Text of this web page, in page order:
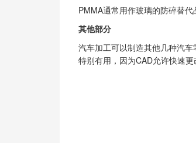
PMMA通常用作玻璃的防碎替代
其他部分
汽车加工可以制造其他几种汽
特别有用，因为CAD允许快速更